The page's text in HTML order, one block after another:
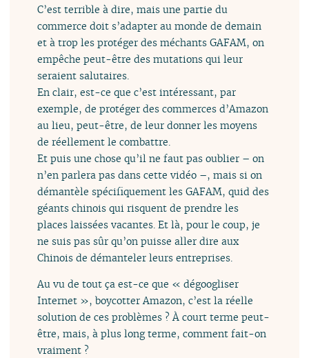
C’est terrible à dire, mais une partie du
commerce doit s’adapter au monde de demain
et à trop les protéger des méchants GAFAM, on
empêche peut-être des mutations qui leur
seraient salutaires.
En clair, est-ce que c’est intéressant, par
exemple, de protéger des commerces d’Amazon
au lieu, peut-être, de leur donner les moyens
de réellement le combattre.
Et puis une chose qu’il ne faut pas oublier – on
n’en parlera pas dans cette vidéo –, mais si on
démantèle spécifiquement les GAFAM, quid des
géants chinois qui risquent de prendre les
places laissées vacantes. Et là, pour le coup, je
ne suis pas sûr qu’on puisse aller dire aux
Chinois de démanteler leurs entreprises.
Au vu de tout ça est-ce que « dégoogliser
Internet », boycotter Amazon, c’est la réelle
solution de ces problèmes ? À court terme peut-
être, mais, à plus long terme, comment fait-on
vraiment ?